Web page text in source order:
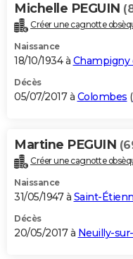
Michelle PEGUIN
Créer une cagnotte
Naissance
18/10/1934 à Champigny
Décès
05/07/2017 à Colombes (
Martine PEGUIN
Créer une cagnotte
Naissance
31/05/1947 à Saint-
Décès
20/05/2017 à Neuilly-